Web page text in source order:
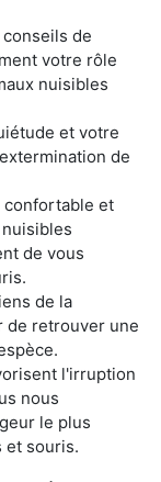
de
votre rôle
nuisibles
et votre
de
confortable et
de vous
de la
de retrouver une
l'irruption
nous
le plus
et souris.